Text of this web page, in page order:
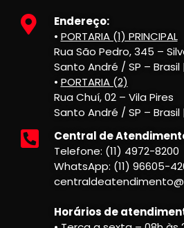
Endereço:
• PORTARIA (1) PRINCIPAL
Rua São Pedro, 345 –
Santo André / SP – Brasil
• PORTARIA (2)
Rua Chuí, 02 – Vila Pires
Santo André / SP – Brasil
Central de
Telefone: (11) 4972-8200
WhatsApp: (11) 96605-
Horários de